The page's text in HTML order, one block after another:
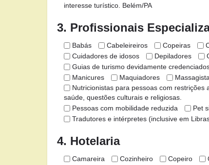
interesse turístico. Belém/PA
3. Profissionais
Babás Cabeleireiros Copeiras
Cuidadores de idosos
Depiladores
Guias de turismo devidamente
Manicures
Maquiadores
Nutricionistas para pessoas com restrições
saúde, questões culturais e religiosas.
Pessoas com mobilidade reduzida
Pet
Tradutores e intérpretes (inclusive em
4. Hotelaria
Camareira Cozinheiro Copeiro